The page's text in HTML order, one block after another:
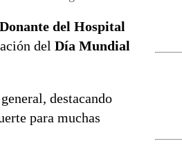
del Hospital
del Día Mundial
destacando
para muchas